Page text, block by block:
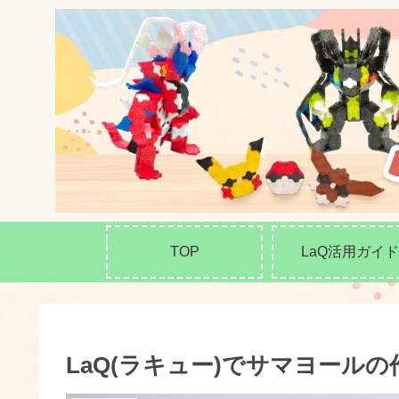
TOP LaQ活用ガイド
LaQ(ラキュー)でサマヨールの